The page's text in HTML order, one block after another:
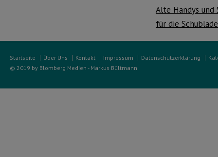
Alte Handys und
für die Schublade
Startseite Über Uns Kontakt Impressum Datenschutzerklärung
© 2019 by Blomberg Medien - Markus Bültmann